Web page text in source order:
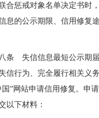
合惩戒对象名单决定书时
息的公示期限、信用修复
条 失信信息最短公示期
信行为、完全履行相关义
国”网站申请信用修复。申
以下材料：